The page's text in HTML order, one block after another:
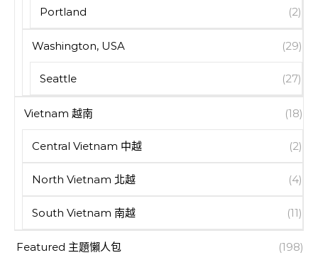
Portland (2)
Washington, USA (29)
Seattle (27)
Vietnam 越南 (18)
Central Vietnam 中越 (2)
North Vietnam 北越 (4)
South Vietnam 南越 (11)
Featured 主題懶人包 (198)